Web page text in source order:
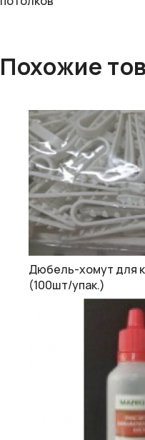
Похожие
Дюбель-хомут для
(100шт/упак.)